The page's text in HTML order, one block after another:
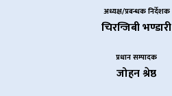
अध्यक्ष/प्रबन्धक निर्देशक
चिरन्जिबी भण्डारी
प्रधान सम्पादक
जोहन श्रेष्ठ